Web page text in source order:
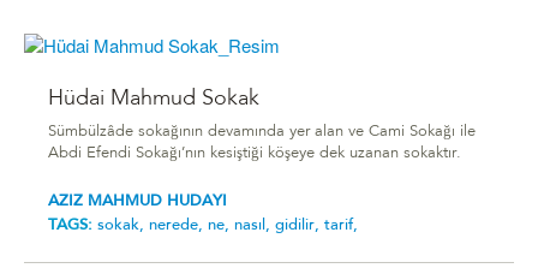
Hüdai Mahmud Sokak
Sümbülzâde sokağının devamında yer alan ve Cami Sokağı ile
Abdi Efendi Sokağı’nın kesiştiği köşeye dek uzanan sokaktır.
AZIZ MAHMUD HUDAYI
TAGS: sokak, nerede, ne, nasıl, gidilir, tarif,